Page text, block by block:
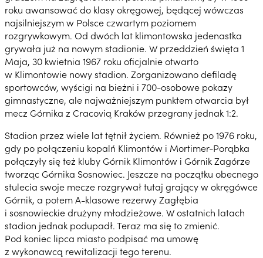
roku awansować do klasy okręgowej, będącej wówczas
najsilniejszym w Polsce czwartym poziomem
rozgrywkowym. Od dwóch lat klimontowska jedenastka
grywała już na nowym stadionie. W przeddzień święta 1
Maja, 30 kwietnia 1967 roku oficjalnie otwarto
w Klimontowie nowy stadion. Zorganizowano defiladę
sportowców, wyścigi na bieżni i 700-osobowe pokazy
gimnastyczne, ale najważniejszym punktem otwarcia był
mecz Górnika z Cracovią Kraków przegrany jednak 1:2.
Stadion przez wiele lat tętnił życiem. Również po 1976 roku,
gdy po połączeniu kopalń Klimontów i Mortimer-Porąbka
połączyły się też kluby Górnik Klimontów i Górnik Zagórze
tworząc Górnika Sosnowiec. Jeszcze na początku obecnego
stulecia swoje mecze rozgrywał tutaj grający w okręgówce
Górnik, a potem A-klasowe rezerwy Zagłębia
i sosnowieckie drużyny młodzieżowe. W ostatnich latach
stadion jednak podupadł. Teraz ma się to zmienić.
Pod koniec lipca miasto podpisać ma umowę
z wykonawcą rewitalizacji tego terenu.